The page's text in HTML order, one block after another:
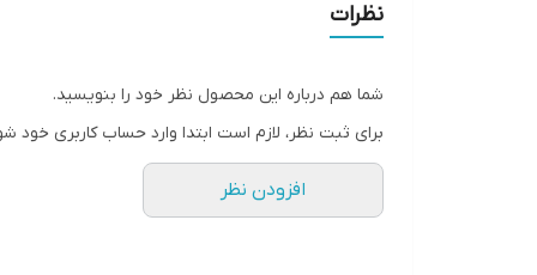
نظرات
شما هم درباره این محصول نظر خود را بنویسید.
برای ثبت نظر، لازم است ابتدا وارد حساب کاربری خود
افزودن نظر